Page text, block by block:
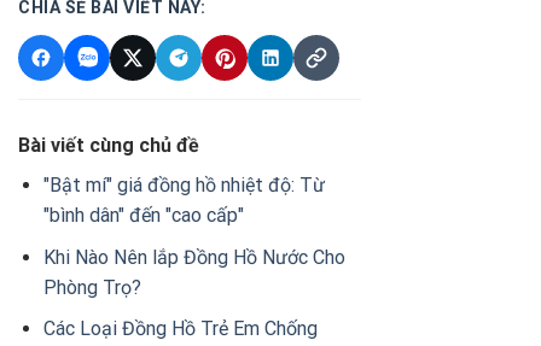
CHIA SẺ BÀI VIẾT NÀY:
Bài viết cùng chủ đề
"Bật mí" giá đồng hồ nhiệt độ: Từ
"bình dân" đến "cao cấp"
Khi Nào Nên lắp Đồng Hồ Nước Cho
Phòng Trọ?
Các Loại Đồng Hồ Trẻ Em Chống